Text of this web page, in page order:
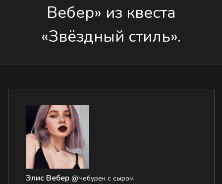
Вебер» из квеста
«Звёздный стиль».
Элис Вебер @Чебурек с сыром